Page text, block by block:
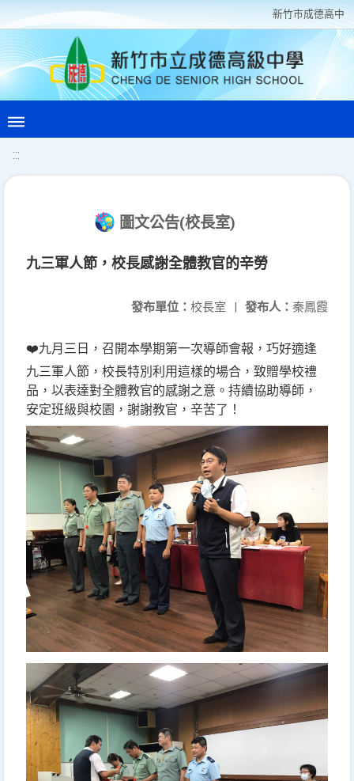
新竹巿成德高中
:::
圖文公告(校長室)
九三軍人節，校長感謝全體教官的辛勞
發布人： 秦鳳霞
發布單位： 校長室 |
❤️九月三日，召開本學期第一次導師會報，巧好適逢
九三軍人節，校長特別利用這樣的場合，致贈學校禮
品，以表達對全體教官的感謝之意。持續協助導師，
安定班級與校園，謝謝教官，辛苦了！